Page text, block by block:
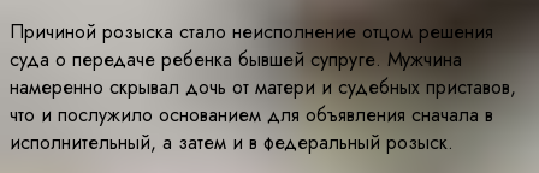
Причиной розыска стало неисполнение отцом решения
суда о передаче ребенка бывшей супруге. Мужчина
намеренно скрывал дочь от матери и судебных приставов,
что и послужило основанием для объявления сначала в
исполнительный, а затем и в федеральный розыск.